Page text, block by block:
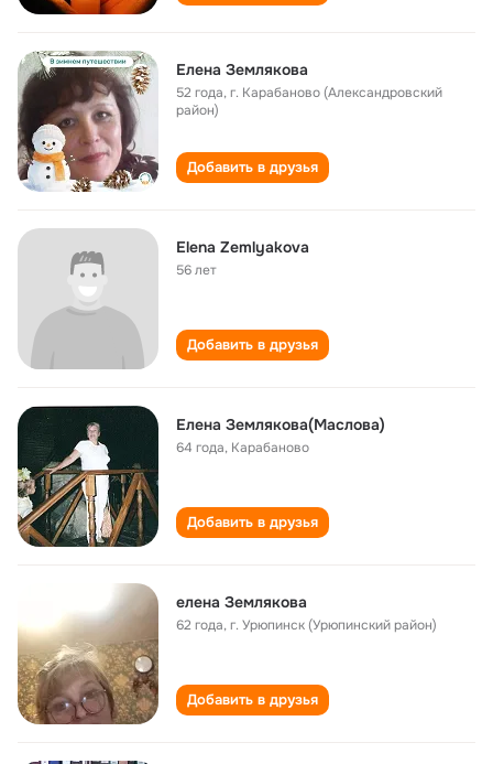
Елена Землякова
52 года,г. Карабаново (Александровский
район)
Добавить в друзья
Elena Zemlyakova
56 лет
Добавить в друзья
Елена Землякова(Маслова)
64 года, Карабаново
Добавить в друзья
елена Землякова
62 года,г. Урюпинск (Урюпинский район)
Добавить в друзья